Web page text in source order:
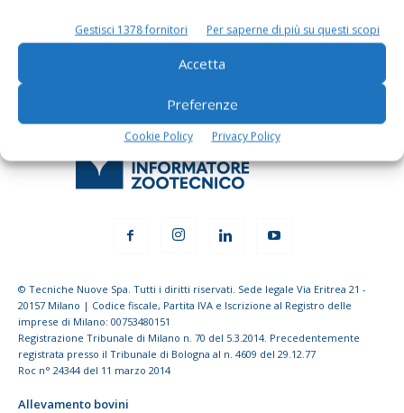
Gestisci 1378 fornitori Per saperne di più su questi scopi
Accetta
Preferenze
Cookie Policy Privacy Policy
Iscriviti alle nostre newsletter
© Tecniche Nuove Spa. Tutti i diritti riservati. Sede legale Via Eritrea 21 -
20157 Milano | Codice fiscale, Partita IVA e Iscrizione al Registro delle
imprese di Milano: 00753480151
Registrazione Tribunale di Milano n. 70 del 5.3.2014. Precedentemente
registrata presso il Tribunale di Bologna al n. 4609 del 29.12.77
Roc n° 24344 del 11 marzo 2014
Allevamento bovini